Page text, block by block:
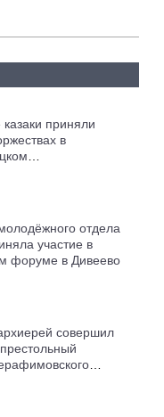
приняли
в
отдела
участие в
форуме в Дивеево
совершил